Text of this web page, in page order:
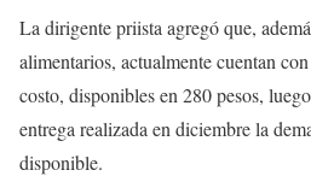
La dirigente priista agregó que,
alimentarios, actualmente cuentan
costo, disponibles en 280 pesos,
entrega realizada en diciembre la
disponible.